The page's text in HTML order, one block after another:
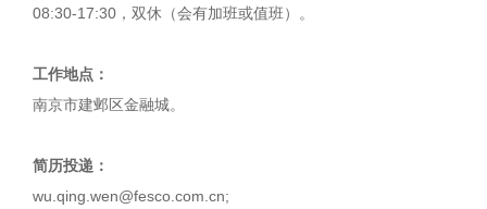
08:30-17:30，双休（会有加班或值班）。
工作地点：
南京市建邺区金融城。
简历投递：
wu.qing.wen@fesco.com.cn;